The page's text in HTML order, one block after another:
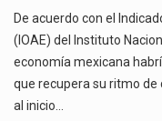
De acuerdo con el
(IOAE) del Instituto
economía mexicana
que recupera su ritmo
al inicio…